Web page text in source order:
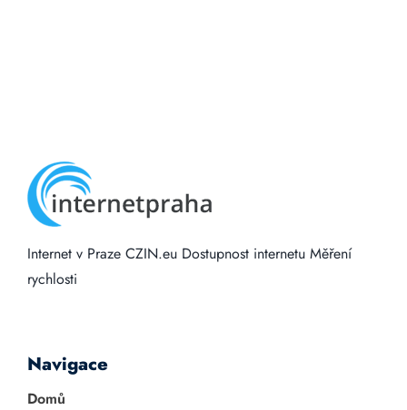
Internet v Praze CZIN.eu Dostupnost internetu Měření
rychlosti
Navigace
Domů